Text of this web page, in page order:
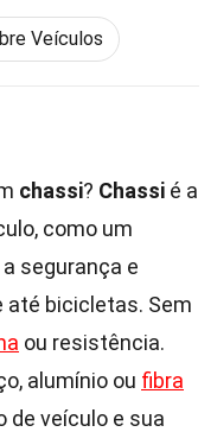
Veículos
chassi? Chassi é a
como um
segurança e
até bicicletas. Sem
ou resistência.
alumínio ou fibra
de veículo e sua